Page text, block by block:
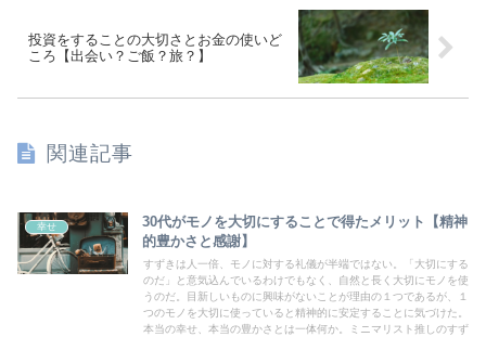
投資をすることの大切さとお金の使いど
ころ【出会い？ご飯？旅？】
関連記事
幸せ
30代がモノを大切にすることで得たメリット【精神
的豊かさと感謝】
すずきは人一倍、モノに対する礼儀が半端ではない。「大切にする
のだ」と意気込んでいるわけでもなく、自然と長く大切にモノを使
うのだ。目新しいものに興味がないことが理由の１つであるが、１
つのモノを大切に使っていると精神的に安定することに気づけた。
本当の幸せ、本当の豊かさとは一体何か。ミニマリスト推しのすず